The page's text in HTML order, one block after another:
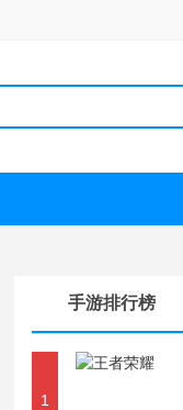
手游排行榜
1